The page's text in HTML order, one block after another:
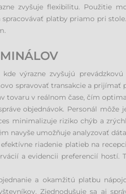
zvyšuje flexibilitu. Použitie
platby priamo pri
výrazne zvyšujú
spravovať transakcie a prijímať
v reálnom čase, čím
objednávok. Personál
minimalizuje riziko chýb a
navyše umožňuje analyzovať
riadenie platieb na
a evidencii preferencií hostí.
a okamžitú platbu
Zjednodušuje sa aj